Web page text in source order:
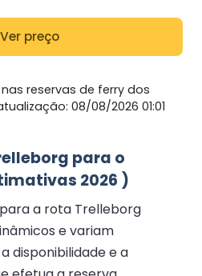
Ver preço
reservas de ferry dos
08/08/2026 01:01
para o
2026 )
a rota Trelleborg
e variam
disponibilidade e a